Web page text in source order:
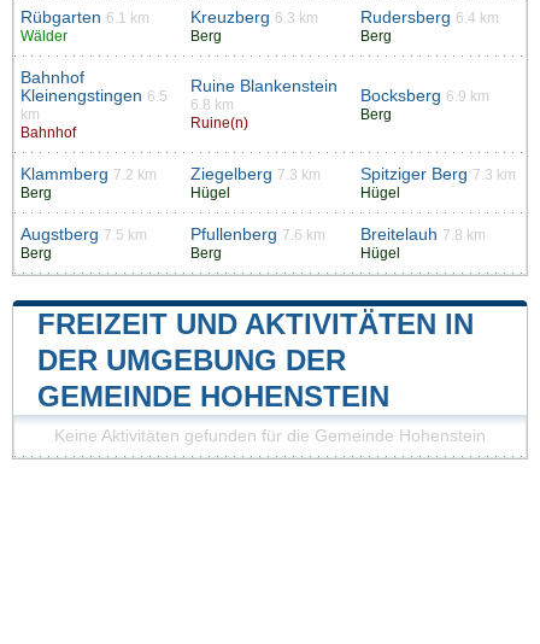
Rübgarten 6.1 km
Wälder
Kreuzberg 6.3 km
Berg
Rudersberg 6.4 km
Berg
Bahnhof
Kleinengstingen 6.5
km
Bahnhof
Ruine Blankenstein
6.8 km
Ruine(n)
Bocksberg 6.9 km
Berg
Klammberg 7.2 km
Berg
Ziegelberg 7.3 km
Hügel
Spitziger Berg 7.3 km
Hügel
Augstberg 7.5 km
Berg
Pfullenberg 7.6 km
Berg
Breitelauh 7.8 km
Hügel
FREIZEIT UND AKTIVITÄTEN IN
DER UMGEBUNG DER
GEMEINDE HOHENSTEIN
Keine Aktivitäten gefunden für die Gemeinde Hohenstein